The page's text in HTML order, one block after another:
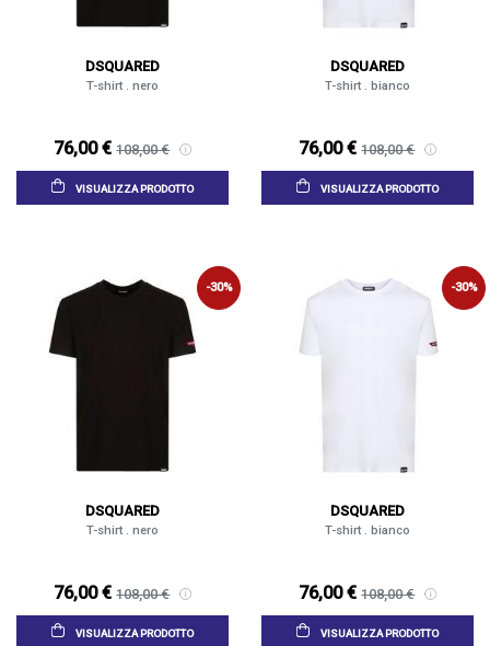
DSQUARED
T-shirt . nero
76,00 € 108,00 €
VISUALIZZA PRODOTTO
DSQUARED
T-shirt . bianco
76,00 € 108,00 €
VISUALIZZA PRODOTTO
-30%
DSQUARED
T-shirt . nero
76,00 € 108,00 €
VISUALIZZA PRODOTTO
-30%
DSQUARED
T-shirt . bianco
76,00 € 108,00 €
VISUALIZZA PRODOTTO